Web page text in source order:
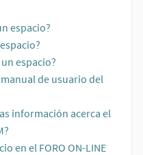
espacio?
espacio?
de usuario del
información acerca el
en el FORO ON-LINE